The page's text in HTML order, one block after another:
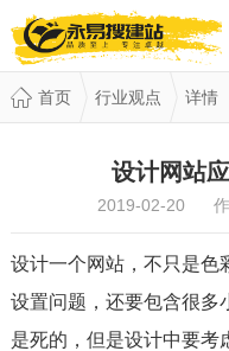
首页 行业观点 详情
设计网站
2019-02-20
设计一个网站，不只是色
设置问题，还要包含很多
是死的，但是设计中要考